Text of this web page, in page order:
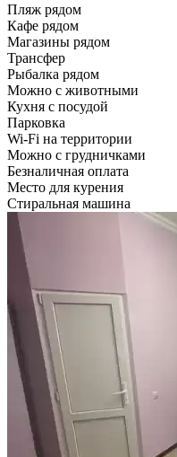
Пляж рядом
Кафе рядом
Магазины рядом
Трансфер
Рыбалка рядом
Можно с животными
Кухня с посудой
Парковка
Wi-Fi на территории
Можно с грудничками
Безналичная оплата
Место для курения
Стиральная машина